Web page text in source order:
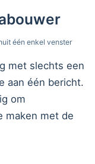
één enkel venster
met slechts een
aan één bericht.
om
maken met de